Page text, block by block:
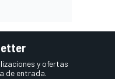
y ofertas
de entrada.